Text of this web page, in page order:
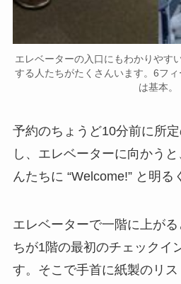
エレベーターの入口にもわかりやす
する人たちがたくさんいます。6フ
は基本。
予約のちょうど10分前に所
し、エレベーターに向かう
んたちに “Welcome!” と明る
エレベーターで一階に上が
ちが1階の最初のチェックイ
す。そこで手首に紙製のリ